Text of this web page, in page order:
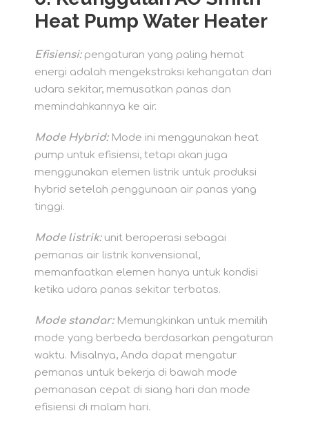
Heat Pump Water Heater
Efisiensi:pengaturan yang paling hemat
energi adalah mengekstraksi kehangatan dari
udara sekitar, memusatkan panas dan
memindahkannya ke air.
Mode Hybrid:Mode ini menggunakan heat
pump untuk efisiensi, tetapi akan juga
menggunakan elemen listrik untuk produksi
hybrid setelah penggunaan air panas yang
tinggi.
Mode listrik:unit beroperasi sebagai
pemanas air listrik konvensional,
memanfaatkan elemen hanya untuk kondisi
ketika udara panas sekitar terbatas.
Mode standar:Memungkinkan untuk memilih
mode yang berbeda berdasarkan pengaturan
waktu. Misalnya, Anda dapat mengatur
pemanas untuk bekerja di bawah mode
pemanasan cepat di siang hari dan mode
efisiensi di malam hari.